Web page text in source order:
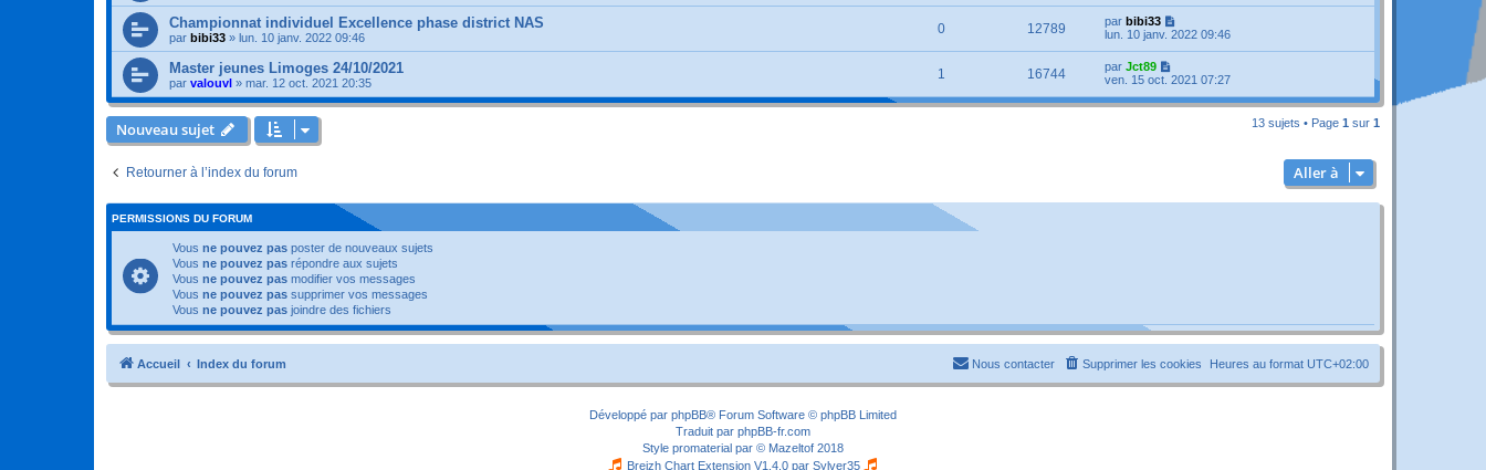
Championnat individuel Excellence phase district NAS
par bibi33 » lun. 10 janv. 2022 09:46
0 12789 par bibi33
lun. 10 janv. 2022 09:46
Master jeunes Limoges 24/10/2021
par valouvl » mar. 12 oct. 2021 20:35
1 16744 par Jct89
ven. 15 oct. 2021 07:27
Nouveau sujet 13 sujets • Page 1 sur 1
Retourner à l’index du forum Aller à
PERMISSIONS DU FORUM
Vous ne pouvez pas poster de nouveaux sujets
Vous ne pouvez pas répondre aux sujets
Vous ne pouvez pas modifier vos messages
Vous ne pouvez pas supprimer vos messages
Vous ne pouvez pas joindre des fichiers
Accueil Index du forum Heures au format UTC+02:00
Supprimer les cookies
Nous contacter
Développé par phpBB® Forum Software © phpBB Limited
Traduit par phpBB-fr.com
Style promaterial par © Mazeltof 2018
Breizh Chart Extension V1.4.0 par Sylver35